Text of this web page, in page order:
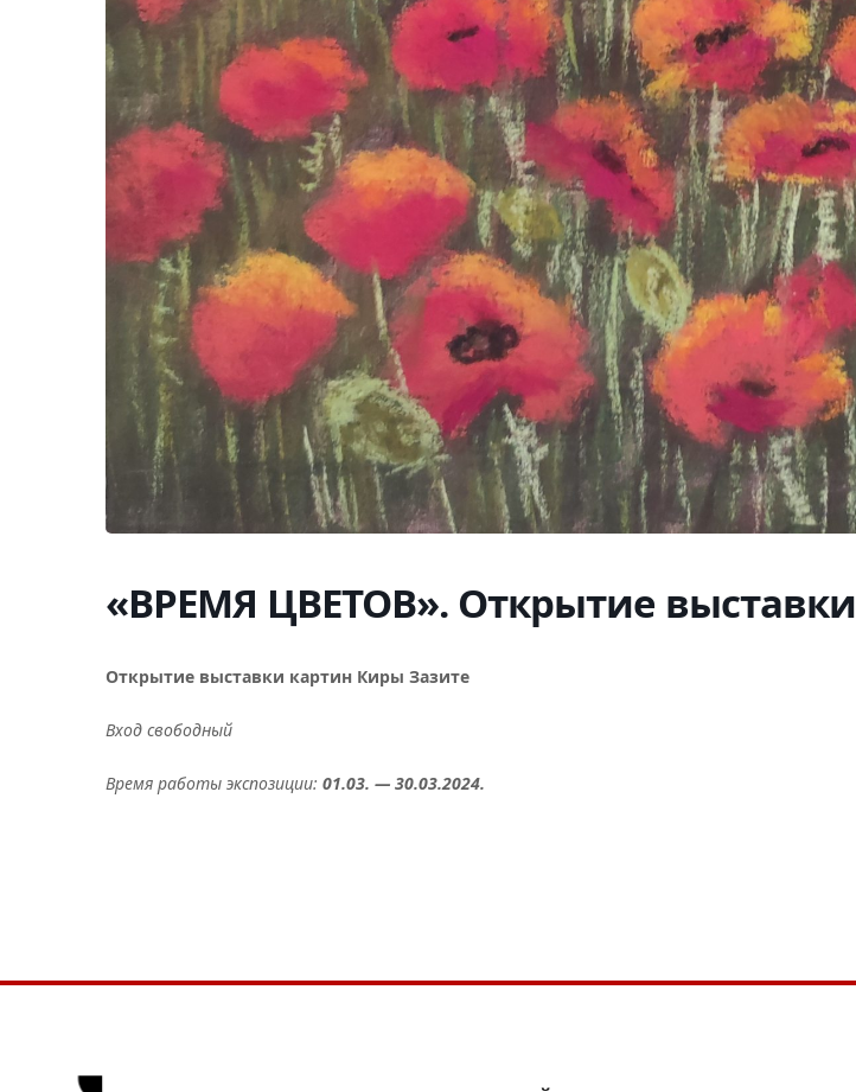
«ВРЕМЯ ЦВЕТОВ». Открытие выставки
Открытие выставки картин Киры Зазите
Вход свободный
Время работы экспозиции: 01.03. — 30.03.2024.